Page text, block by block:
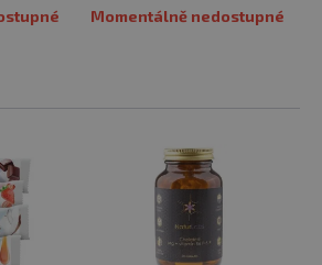
Momentálně nedostupné